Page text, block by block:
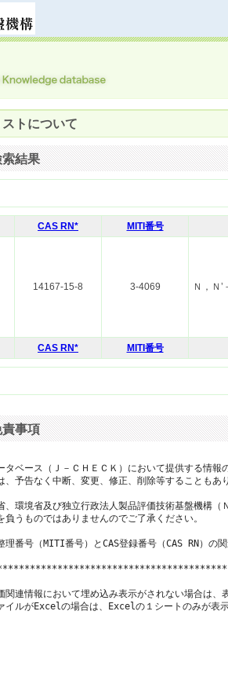
ストについて
索結果
CAS RN* MITI番号
14167-15-8 3-4069 Ｎ，Ｎ
CAS RN* MITI番号
責事項
タベース（Ｊ－ＣＨＥＣＫ）において提供する情報
、予告なく中断、変更、修正、削除等することもあ
、環境省及び独立行政法人製品評価技術基盤機構
負うものではありませんのでご了承ください。
理番号（MITI番号）とCAS登録番号（CAS RN）の
関連情報において埋め込み表示がされない場合は、
イルがExcelの場合は、Excelの１シートのみが表